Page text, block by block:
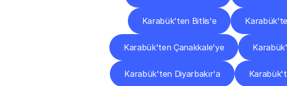
Karabük'ten Bitlis'e
Karabük'ten Çanakkale'ye
Karabük'ten Diyarbakır'a